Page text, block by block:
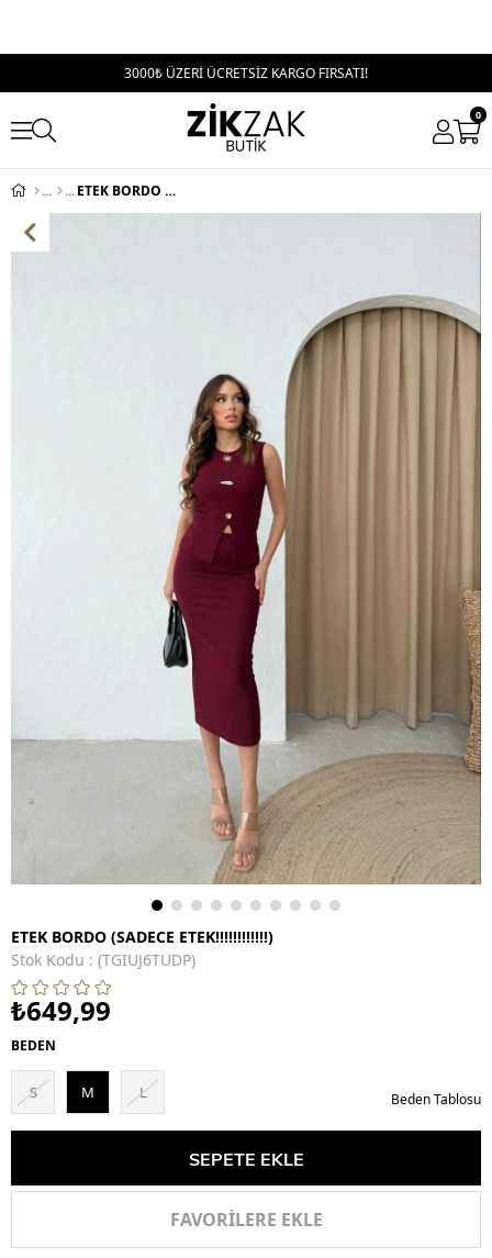
3000₺ ÜZERİ ÜCRETSİZ KARGO FIRSATI!
0
ETEK BORDO (SADECE ETEK!!!!!!!!!!!!)
ETEK BORDO (SADECE ETEK!!!!!!!!!!!!)
Stok Kodu
(TGIUJ6TUDP)
₺649,99
BEDEN
S M L Beden Tablosu
FAVORILERE EKLE